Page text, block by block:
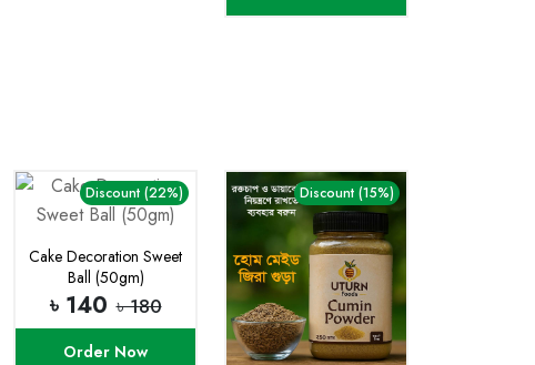
Discount (22%)
Cake Decoration Sweet
Ball (50gm)
৳ 140 ৳ 180
Order Now
Discount (15%)